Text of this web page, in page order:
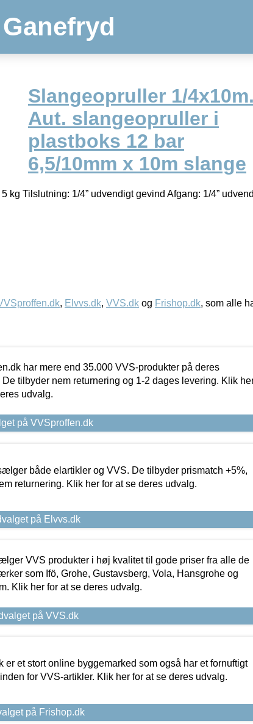
Slangeopruller 1/4x10m.
Aut. slangeopruller i
plastboks 12 bar
6,5/10mm x 10m slange
Tilslutning: 1/4” udvendigt gevind Afgang: 1/4”
, Elvvs.dk, VVS.dk og Frishop.dk, som alle
har mere end 35.000 VVS-produkter på deres
tilbyder nem returnering og 1-2 dages levering. Klik
udvalg.
på VVSproffen.dk
både elartikler og VVS. De tilbyder prismatch +5%,
returnering. Klik her for at se deres udvalg.
på Elvvs.dk
VVS produkter i høj kvalitet til gode priser fra alle de
som Ifö, Grohe, Gustavsberg, Vola, Hansgrohe og
Klik her for at se deres udvalg.
på VVS.dk
er et stort online byggemarked som også har et fornuftigt
for VVS-artikler. Klik her for at se deres udvalg.
på Frishop.dk